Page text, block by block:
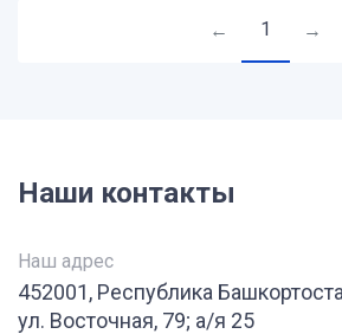
← 1 →
Наши контакты
Наш адрес
452001, Республика
ул. Восточная, 79; а/я 25